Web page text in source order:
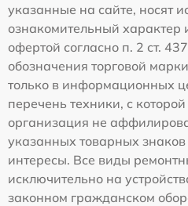
указанные на сайте, носят
ознакомительный характер
офертой согласно п. 2 ст.
обозначения торговой
только в информационных
перечень техники, с
организация не
указанных товарных знаков
интересы. Все виды
исключительно на
законном гражданском